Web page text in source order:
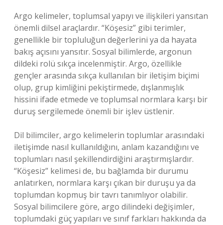
Argo kelimeler, toplumsal yapıyı ve ilişkileri yansıtan
önemli dilsel araçlardır. “Köşesiz” gibi terimler,
genellikle bir topluluğun değerlerini ya da hayata
bakış açısını yansıtır. Sosyal bilimlerde, argonun
dildeki rolü sıkça incelenmiştir. Argo, özellikle
gençler arasında sıkça kullanılan bir iletişim biçimi
olup, grup kimliğini pekiştirmede, dışlanmışlık
hissini ifade etmede ve toplumsal normlara karşı bir
duruş sergilemede önemli bir işlev üstlenir.
Dil bilimciler, argo kelimelerin toplumlar arasındaki
iletişimde nasıl kullanıldığını, anlam kazandığını ve
toplumları nasıl şekillendirdiğini araştırmışlardır.
“Köşesiz” kelimesi de, bu bağlamda bir durumu
anlatırken, normlara karşı çıkan bir duruşu ya da
toplumdan kopmuş bir tavrı tanımlıyor olabilir.
Sosyal bilimcilere göre, argo dilindeki değişimler,
toplumdaki güç yapıları ve sınıf farkları hakkında da